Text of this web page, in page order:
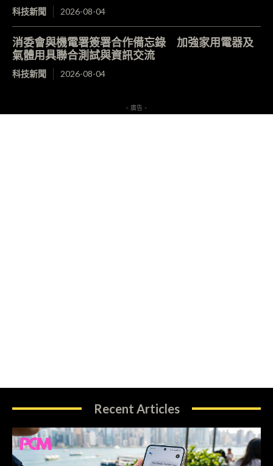
科技新聞 2026-08-04
消委會與機電署簽署合作備忘錄 加強家用電器及
氣體用具聯合測試與資訊交流
科技新聞 2026-08-04
- 廣告 -
Recent Articles